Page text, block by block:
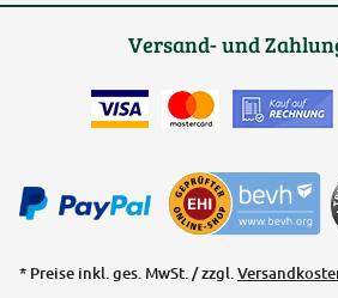
Versand- und
* Preise inkl. ges. MwSt. / zzgl.